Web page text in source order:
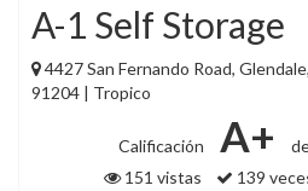
A-1 Self Storage
4427 San Fernando Road,
91204 | Tropico
Calificación A+
151 vistas
139